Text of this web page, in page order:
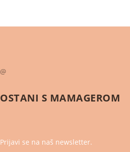
@
OSTANI S MAMAGEROM
Prijavi se na naš newsletter.